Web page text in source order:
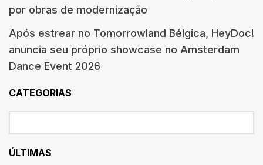
por obras de modernização
Após estrear no Tomorrowland Bélgica, HeyDoc!
anuncia seu próprio showcase no Amsterdam
Dance Event 2026
CATEGORIAS
ÚLTIMAS